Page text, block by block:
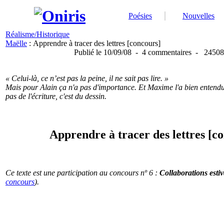
Poésies Nouvelles
Réalisme/Historique
Maëlle : Apprendre à tracer des lettres [concours]
Publié le 10/09/08 - 4 commentaires -
« Celui-là, ce n’est pas la peine, il ne sait pas lire. »
Mais pour Alain ça n'a pas d'importance. Et Maxime l'a bien
pas de l'écriture, c'est du dessin.
Apprendre à tracer des lettres
Ce texte est une participation au concours nº 6 : Collaborations
concours).